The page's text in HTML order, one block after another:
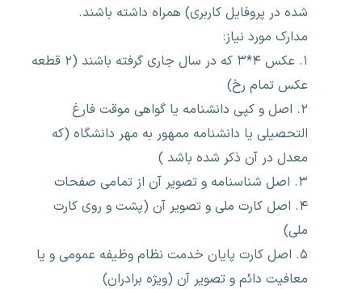
شده در پروفایل کاربری) همراه داشته باشند.
مدارک مورد نیاز:
۱. عکس ۴*۳ که در سال جاری گرفته باشند (۲ قطعه
عکس تمام رخ)
۲. اصل و کپی دانشنامه یا گواهی موقت فارغ
التحصیلی یا دانشنامه ممهور به مهر دانشگاه (که
معدل در آن ذکر شده باشد )
۳. اصل شناسنامه و تصویر آن از تمامی صفحات
۴. اصل کارت ملی و تصویر آن (پشت و روی کارت
ملی)
۵. اصل کارت پایان خدمت نظام وظیفه عمومی و یا
معافیت دائم و تصویر آن (ویژه برادران)